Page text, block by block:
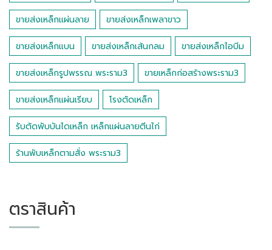
ขายส่งเหล็กแผ่นลาย ขายส่งเหล็กเพลาขาว
ขายส่งเหล็กแบน ขายส่งเหล็กเส้นกลม ขายส่งเหล็กไอบีม
ขายส่งเหล็กรูปพรรณ พระราม3 ขายเหล็กก่อสร้างพระราม3
ขายส่งเหล็กแผ่นเรียบ โรงตัดเหล็ก
รับตัดพับบันไดเหล็ก เหล็กแผ่นลายตีนไก่
ร้านพับเหล็กตามสั่ง พระราม3
ตราสินค้า